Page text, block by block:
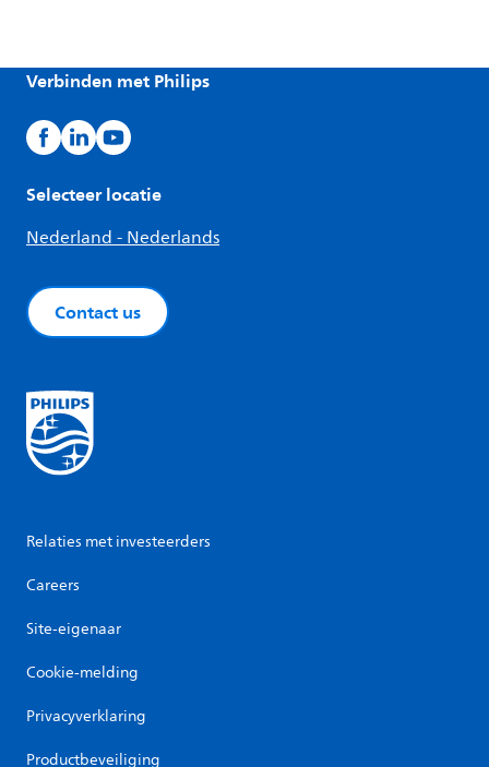
Verbinden met Philips
Selecteer locatie
Nederland - Nederlands
Contact us
Relaties met investeerders
Careers
Site-eigenaar
Cookie-melding
Privacyverklaring
Productbeveiliging